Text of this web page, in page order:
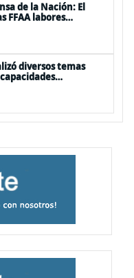
de la Nación: El
FFAA labores
diversos temas
del Consejo de